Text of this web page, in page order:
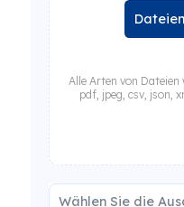
Alle Arten von
pdf, jpeg, csv, json,
Wählen Sie die